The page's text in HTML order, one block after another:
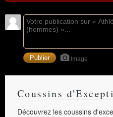
Image
Coussins
Découvrez les coussins